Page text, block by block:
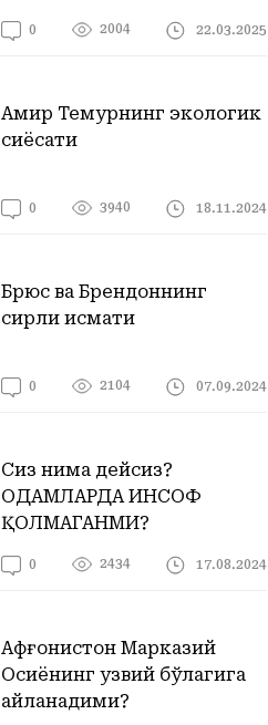
0 2004 22.03.2025
Амир Темурнинг экологик
сиёсати
0 3940 18.11.2024
Брюс ва Брендоннинг
сирли қисмати
0 2104 07.09.2024
Сиз нима дейсиз?
ОДАМЛАРДА ИНСОФ
ҚОЛМАГАНМИ?
0 2434 17.08.2024
Афғонистон Марказий
Осиёнинг узвий бўлагига
айланадими?